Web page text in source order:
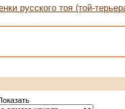
русского тоя (той-